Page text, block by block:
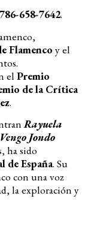
786-658-7642.
Flamenco y el
el Premio
de la Crítica
.
Rayuela
Vengo Jondo
ha sido
de España. Su
con una voz
la exploración y